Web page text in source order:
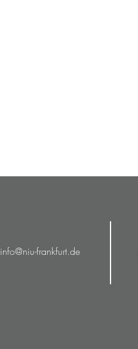
info@niu-frankfurt.de